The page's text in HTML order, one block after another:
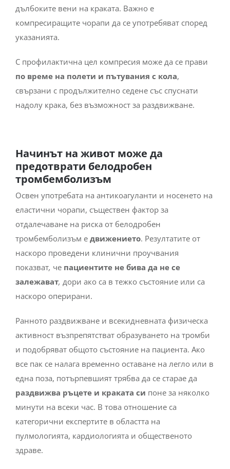
дълбоките вени на краката. Важно е
компресиращите чорапи да се употребяват според
указанията.
С профилактична цел компресия може да се прави
по време на полети и пътувания с кола,
свързани с продължително седене със спуснати
надолу крака, без възможност за раздвижване.
Начинът на живот може да
предотврати белодробен
тромбемболизъм
Освен употребата на антикоагуланти и носенето на
еластични чорапи, съществен фактор за
отдалечаване на риска от белодробен
тромбемболизъм е движението. Резултатите от
наскоро проведени клинични проучвания
показват, че пациентите не бива да не се
залежават, дори ако са в тежко състояние или са
наскоро оперирани.
Ранното раздвижване и всекидневната физическа
активност възпрепятстват образуването на тромби
и подобряват общото състояние на пациента. Ако
все пак се налага временно оставане на легло или в
една поза, потърпевшият трябва да се старае да
раздвижва ръцете и краката си поне за няколко
минути на всеки час. В това отношение са
категорични експертите в областта на
пулмологията, кардиологията и общественото
здраве.